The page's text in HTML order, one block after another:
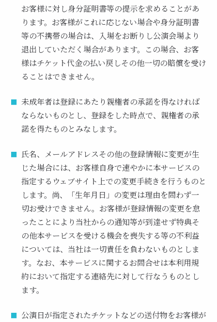
お客様に対し身分証明書等の提示を求めることがあ
ります。お客様がこれに応じない場合や身分証明書
等の不携帯の場合は、入場をお断りし公演会場より
退出していただく場合があります。この場合、お客
様はチケット代金の払い戻しその他一切の賠償を受け
ることはできません。
未成年者は登録にあたり親権者の承諾を得なければ
ならないものとし、登録をした時点で、親権者の承
諾を得たものとみなします。
氏名、メールアドレスその他の登録情報に変更が生
じた場合には、お客様自身で速やかに本サービスの
指定するウェブサイト上での変更手続きを行うものと
します。尚、「生年月日」の変更は理由を問わず一
切お受けできません。お客様が登録情報の変更を怠
ったことにより当社からの通知等が到達せず特典そ
の他本サービスを受ける機会を喪失する等の不利益
については、当社は一切責任を負わないものとしま
す。なお、本サービスに関するお問合せは本利用規
約において指定する連絡先に対して行なうものとし
ます。
公演日が指定されたチケットなどの送付物をお客様が